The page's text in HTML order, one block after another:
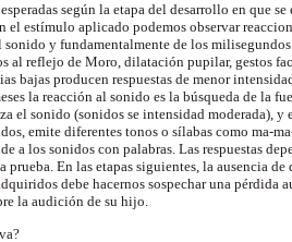
según la etapa del desarrollo en que se
el estímulo aplicado podemos observar
y fundamentalmente de los
al reflejo de Moro, dilatación pupilar, gestos
bajas producen respuestas de menor
la reacción al sonido es la búsqueda de la
el sonido (sonidos se intensidad moderada), y
emite diferentes tonos o sílabas como ma-
a los sonidos con palabras. Las respuestas
En las etapas siguientes, la ausencia de
debe hacernos sospechar una pérdida
la audición de su hijo.